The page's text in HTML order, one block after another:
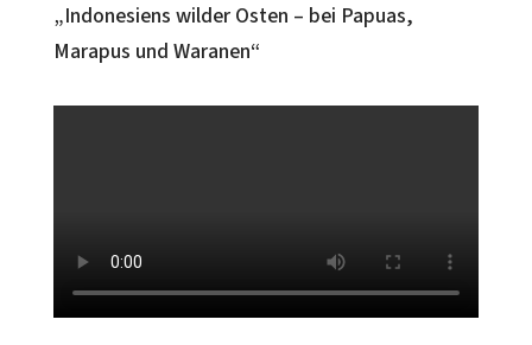
„Indonesiens wilder Osten – bei Papuas,
Marapus und Waranen“